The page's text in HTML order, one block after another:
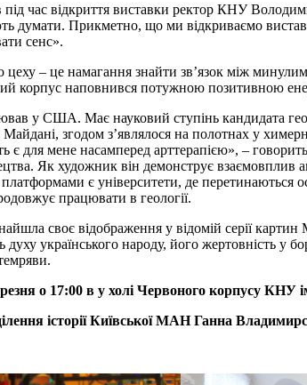
час відкриття виставки ректор КНУ
думати. Прикметно, що ми відкриваємо
сенс».
– це намагання знайти зв’язок між
корпус наповнився потужною позитивною
у США. Має науковий ступінь кандидата
згодом з’являлося на полотнах у
для мене насамперед арттерапією», –
Як художник він демонструє взаємовплив
є університети, де перетинаються
працювати в геології.
своє відображення у відомій серії картин
українського народу, його жертовність у
о 17:00 в у холі Червоного корпусу
історії Київської МАН Ганна